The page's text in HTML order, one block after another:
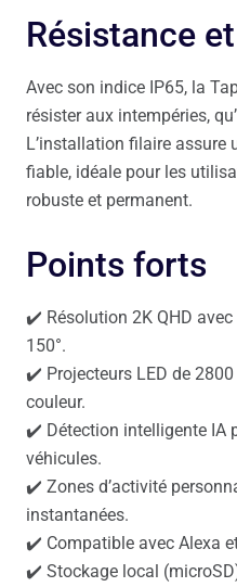
Résistance
Avec son indice IP65, la
résister aux intempéries,
L’installation filaire assure
fiable, idéale pour les
robuste et permanent.
Points forts
✔️ Résolution 2K QHD
150°.
✔️ Projecteurs LED de
couleur.
✔️ Détection intelligente IA
véhicules.
✔️ Zones d’activité
instantanées.
✔️ Compatible avec Alexa
✔️ Stockage local